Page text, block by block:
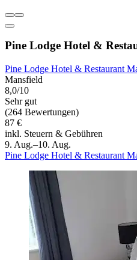
Pine Lodge Hotel &
Pine Lodge Hotel & Restaurant
Mansfield
8,0/10
Sehr gut
(264 Bewertungen)
87 €
inkl. Steuern & Gebühren
9. Aug.–10. Aug.
Pine Lodge Hotel & Restaurant